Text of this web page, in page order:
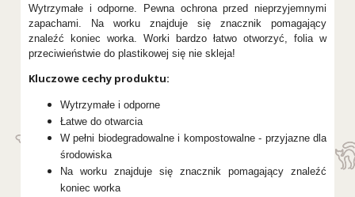
Wytrzymałe i odporne. Pewna ochrona przed nieprzyjemnymi
zapachami. Na worku znajduje się znacznik pomagający
znaleźć koniec worka. Worki bardzo łatwo otworzyć, folia w
przeciwieństwie do plastikowej się nie skleja!
Kluczowe cechy produktu:
Wytrzymałe i odporne
Łatwe do otwarcia
W pełni biodegradowalne i kompostowalne - przyjazne dla
środowiska
Na worku znajduje się znacznik pomagający znaleźć
koniec worka